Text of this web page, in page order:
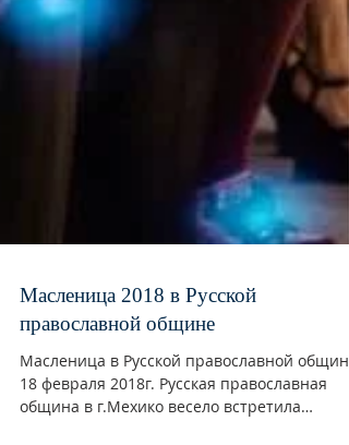
Масленица 2018 в Русской
православной общине
Масленица в Русской православной общине